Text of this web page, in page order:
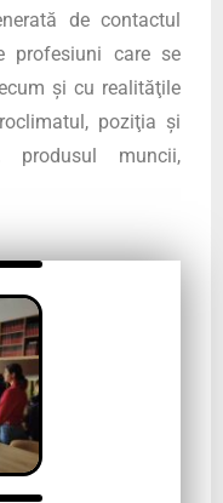
de contactul
profesiuni care se
şi cu realităţile
poziţia şi
muncii,